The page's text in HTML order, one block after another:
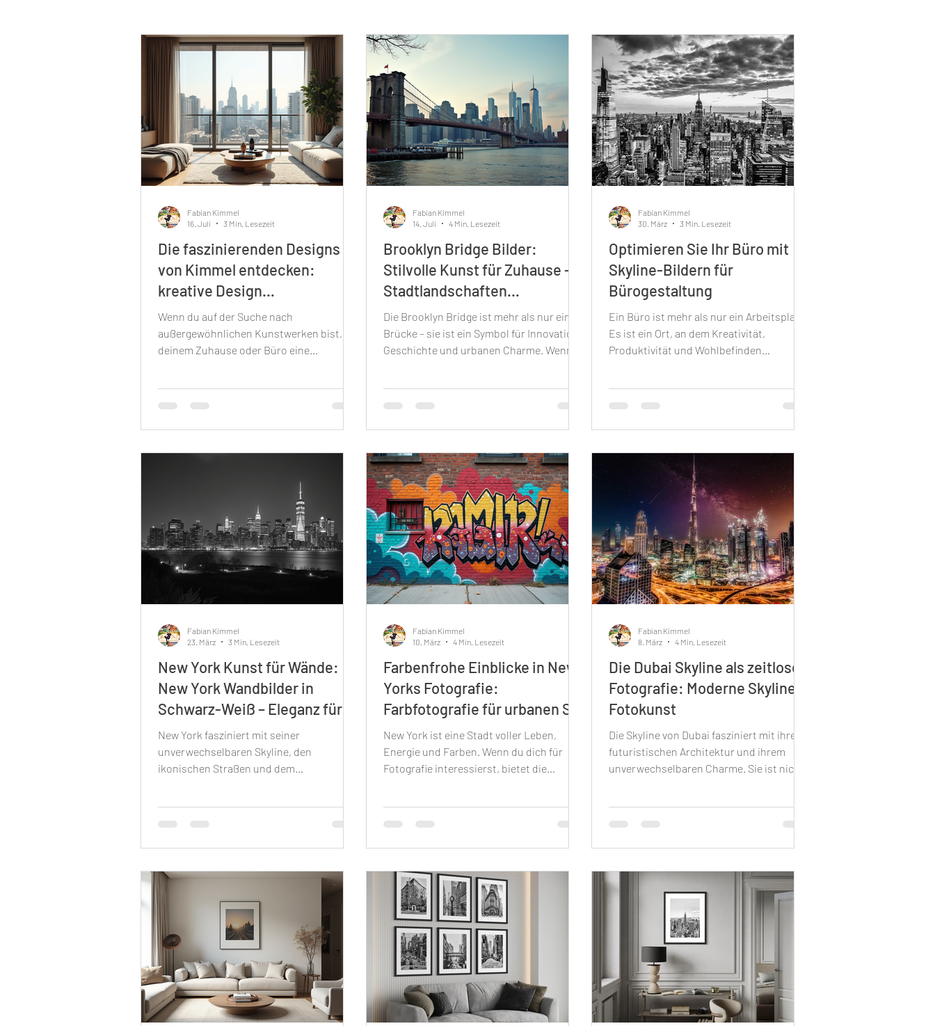
Die faszinierenden Designs
von Kimmel entdecken:
kreative Design
Inspirationsquellen
Wenn du auf der Suche nach
außergewöhnlichen Kunstwerken bist, die
deinem Zuhause oder Büro eine
Fotografie bietet dir eine Fülle an
einzigartigen Stadtansichten und
künstlerischen Perspektiven zu
Kimmel besonders hervor. Sie verbinden
technische Präzision mit künstlerischem
Feingefühl und schaffen so faszinierende
Designs, die zum
Fabian Kimmel
16. Juli
3 Min. Lesezeit
Brooklyn Bridge Bilder:
Stilvolle Kunst für Zuhause –
Stadtlandschaften
Kunstwerke Kaufen
Die Brooklyn Bridge ist mehr als nur eine
Brücke – sie ist ein Symbol für Innovation,
Geschichte und urbanen Charme. Wenn
Brooklyn Bridge Bilder eine
die beeindruckende Architektur und das
urbane Flair in deine Räume, sondern
schaffen auch eine Atmosphäre voller
Inspiration und Stil. In diesem Beitrag
erfährst du, wie du mit Brooklyn Bridge
Bildern stilvolle Akz
Fabian Kimmel
14. Juli
4 Min. Lesezeit
Optimieren Sie Ihr Büro mit
Skyline-Bildern für
Bürogestaltung
Ein Büro ist mehr als nur ein Arbeitsplatz.
Es ist ein Ort, an dem Kreativität,
Produktivität und Wohlbefinden
aufzuwerten, ist die Verwendung von
faszinierenden Stadtansichten bringen
nicht nur Stil und Eleganz in Ihre Räume,
sondern fördern auch eine inspirierende
Atmosphäre. In diesem Beitrag erfahren
Sie, wie Sie mit Skyline-Bildern Ihr Büro
optimal ges
Fabian Kimmel
30. März
3 Min. Lesezeit
New York Kunst für Wände:
New York Wandbilder in
Schwarz-Weiß – Eleganz für
Ihr Zuhause
New York fasziniert mit seiner
unverwechselbaren Skyline, den
ikonischen Straßen und dem
Kunstliebhaber und Innenraumgestalter.
Schwarz-Weiß bringen eine zeitlose
Eleganz in Ihre Räume. Sie verbinden
urbanen Charme mit klassischer Ästhetik
und schaffen eine Atmosphäre, die sowohl
modern als auch stilvoll wirkt. In diesem
Beitrag erfahren Sie, warum Schwarz-Wei
Fabian Kimmel
23. März
3 Min. Lesezeit
Farbenfrohe Einblicke in New
Yorks Fotografie:
Farbfotografie für urbanen Stil
New York ist eine Stadt voller Leben,
Energie und Farben. Wenn du dich für
Fotografie interessierst, bietet die
einzufangen. Die Farbfotografie für
Vielfalt der Stadt auf beeindruckende
Weise zum Ausdruck. In diesem Beitrag
erfährst du, wie du die Farben New Yorks
in deinen Fotos optimal nutzen kannst,
welche Motive besonders spannend sind
und wie du deine eigenen vier Wä
Fabian Kimmel
10. März
4 Min. Lesezeit
Die Dubai Skyline als zeitlose
Fotografie: Moderne Skyline
Fotokunst
Die Skyline von Dubai fasziniert mit ihrer
futuristischen Architektur und ihrem
unverwechselbaren Charme. Sie ist nicht
Inspirationen für Fotografen und
nach moderner Skyline Fotokunst bist, die
deinem Zuhause oder Büro eine
besondere Atmosphäre verleiht, ist die
Dubai Skyline ein perfektes Motiv. In
diesem Beitrag erfährst du, warum die
Dubai Skyline als zeitlo
Fabian Kimmel
8. März
4 Min. Lesezeit